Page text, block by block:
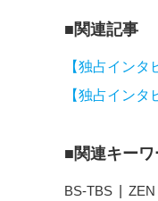
関連記事
【独占イン
【独占イン
関連キーワ
BS-TBS ZEN